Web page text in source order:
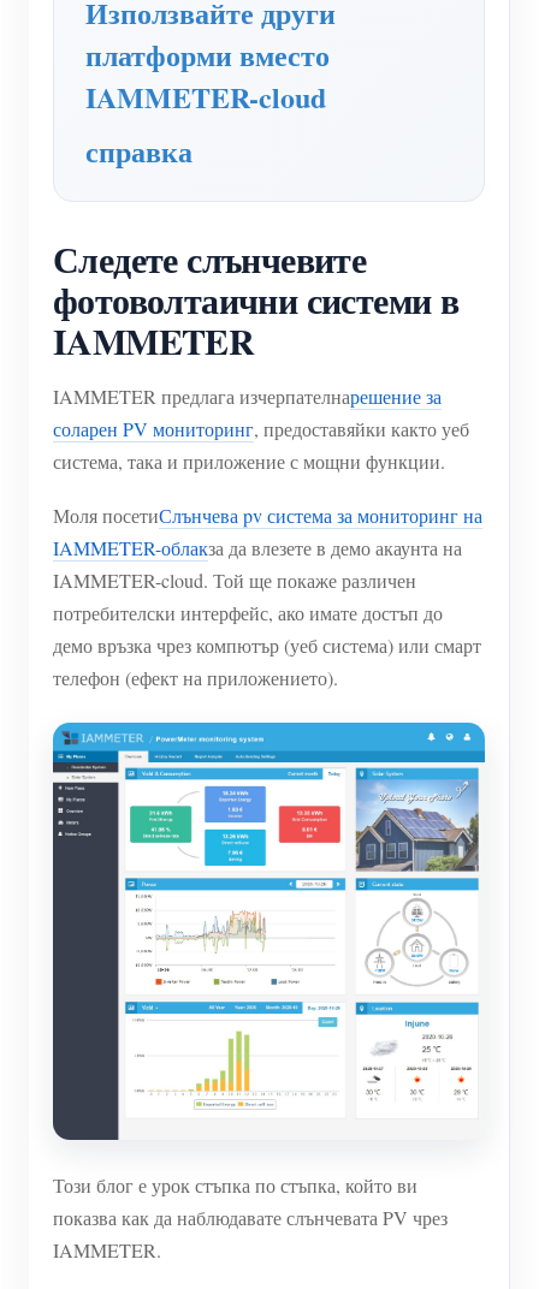
Използвайте други
платформи вместо
IAMMETER-cloud
справка
Следете слънчевите
фотоволтаични системи в
IAMMETER
IAMMETER предлага изчерпателнарешение за
соларен PV мониторинг, предоставяйки както уеб
система, така и приложение с мощни функции.
Моля посетиСлънчева pv система за мониторинг на
IAMMETER-облакза да влезете в демо акаунта на
IAMMETER-cloud. Той ще покаже различен
потребителски интерфейс, ако имате достъп до
демо връзка чрез компютър (уеб система) или смарт
телефон (ефект на приложението).
Този блог е урок стъпка по стъпка, който ви
показва как да наблюдавате слънчевата PV чрез
IAMMETER.